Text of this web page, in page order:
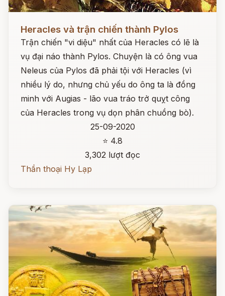
Heracles và trận chiến thành Pylos
Trận chiến "vi diệu" nhất của Heracles có lẽ là
vụ đại náo thành Pylos. Chuyện là có ông vua
Neleus của Pylos đã phải tội với Heracles (vì
nhiều lý do, nhưng chủ yếu do ông ta là đồng
minh với Augias - lão vua tráo trở quỵt công
của Heracles trong vụ dọn phân chuồng bò).
25-09-2020
⭐ 4.8
3,302 lượt đọc
Thần thoại Hy Lạp